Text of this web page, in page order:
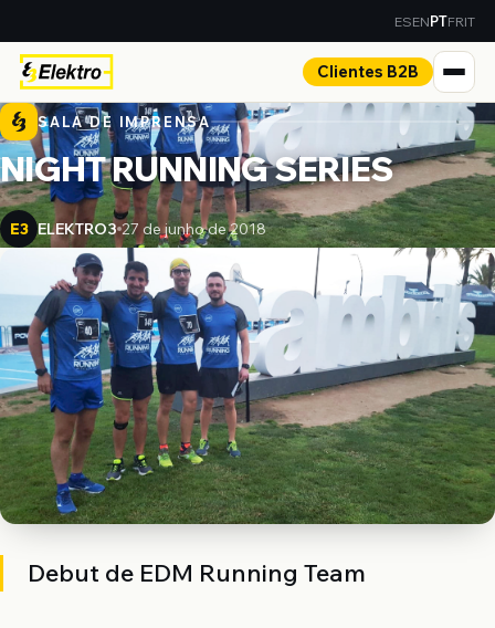
ESENPTFRIT
Clientes B2B
SALA DE IMPRENSA
NIGHT RUNNING SERIES
E3 ELEKTRO3 27 de junho de 2018
Debut de EDM Running Team